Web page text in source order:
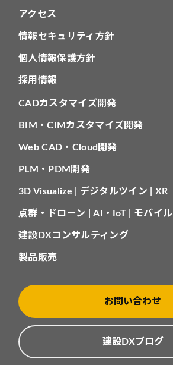
アクセス
情報セキュリティ方針
個人情報保護方針
採用情報
CADカスタマイズ開発
BIM・CIMカスタマイズ開発
Web CAD・Cloud開発
PLM・PDM開発
3D Visualize | デジタルツイン | XR
点群・ドローン | AI・IoT | モバイ
建設DXコンサルティング
製品販売
お問い合わせ
建設DXブログ